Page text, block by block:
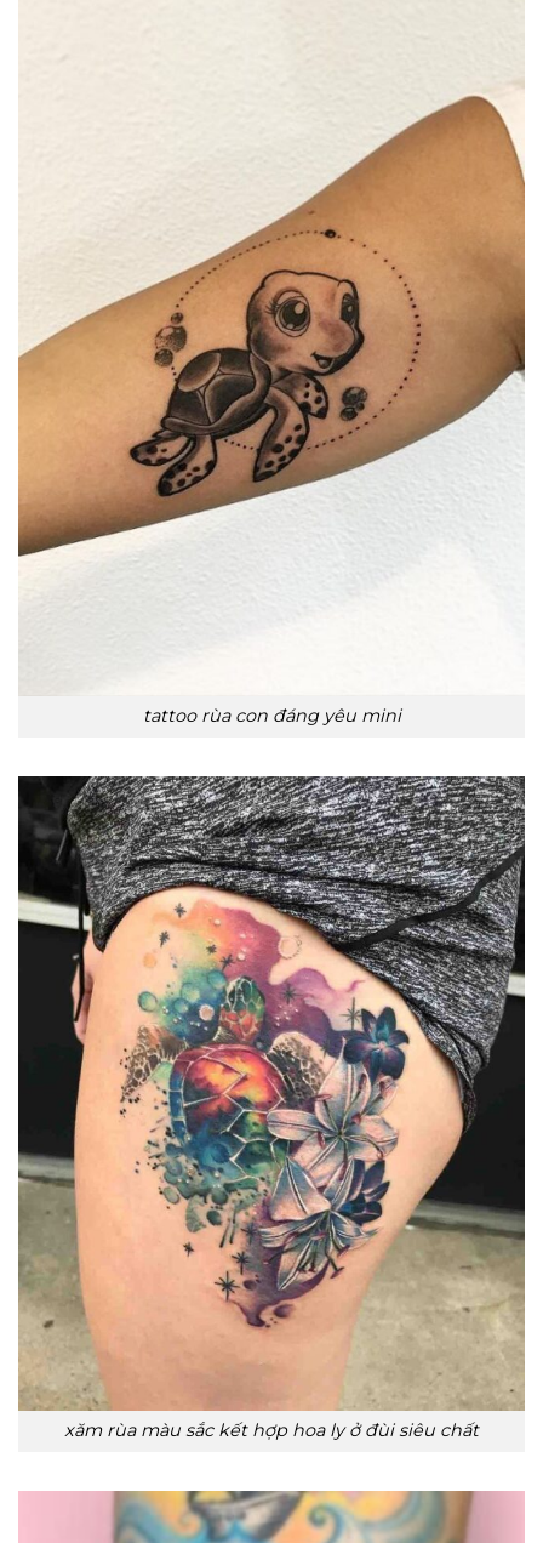
tattoo rùa con đáng yêu mini
xăm rùa màu sắc kết hợp hoa ly ở đùi siêu chất